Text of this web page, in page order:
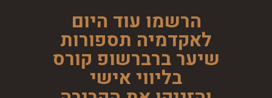
הרשמו עוד היום
לאקדמיה תספורות
שיער ברברשופ קורס
בליווי אישי